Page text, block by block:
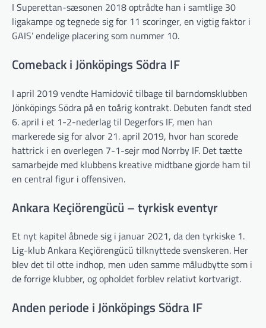
I Superettan-sæsonen 2018 optrådte han i samtlige 30
ligakampe og tegnede sig for 11 scoringer, en vigtig faktor i
GAIS’ endelige placering som nummer 10.
Comeback i Jönköpings Södra IF
I april 2019 vendte Hamidović tilbage til barndomsklubben
Jönköpings Södra på en toårig kontrakt. Debuten fandt sted
6. april i et 1-2-nederlag til Degerfors IF, men han
markerede sig for alvor 21. april 2019, hvor han scorede
hattrick i en overlegen 7-1-sejr mod Norrby IF. Det tætte
samarbejde med klubbens kreative midtbane gjorde ham til
en central figur i offensiven.
Ankara Keçiörengücü – tyrkisk eventyr
Et nyt kapitel åbnede sig i januar 2021, da den tyrkiske 1.
Lig-klub Ankara Keçiörengücü tilknyttede svenskeren. Her
blev det til otte indhop, men uden samme måludbytte som i
de forrige klubber, og opholdet forblev relativt kortvarigt.
Anden periode i Jönköpings Södra IF